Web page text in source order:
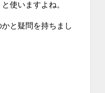
使いますよね。
と疑問を持ちまし